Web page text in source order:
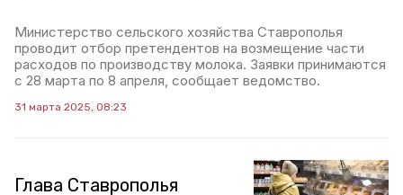
Министерство сельского хозяйства Ставрополья
проводит отбор претендентов на возмещение части
расходов по производству молока. Заявки принимаются
с 28 марта по 8 апреля, сообщает ведомство.
31 марта 2025, 08:23
Глава Ставрополья